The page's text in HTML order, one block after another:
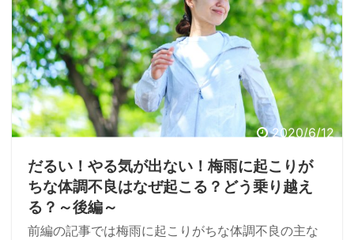
2020/6/12
だるい！やる気が出ない！梅雨に起こりが
ちな体調不良はなぜ起こる？どう乗り越え
る？～後編～
前編の記事では梅雨に起こりがちな体調不良の主な